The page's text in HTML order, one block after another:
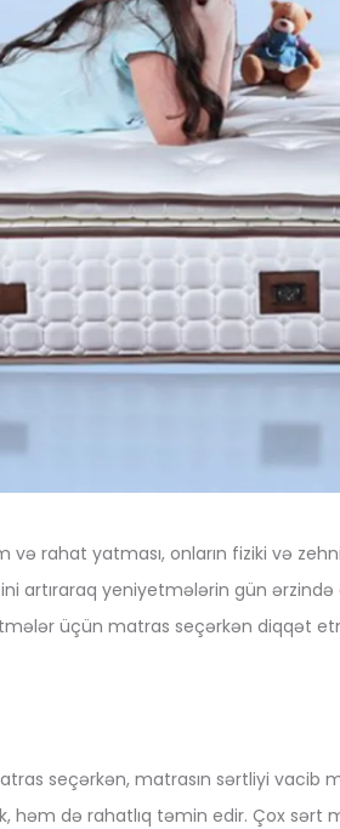
və rahat yatması, onların fiziki və
artıraraq yeniyetmələrin gün ərzində
üçün matras seçərkən diqqət
seçərkən, matrasın sərtliyi vacib
həm də rahatlıq təmin edir. Çox sərt